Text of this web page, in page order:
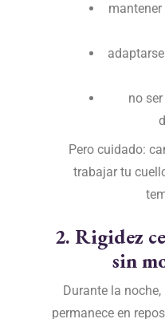
no
Pero cuidado:
trabajar tu
2. Rigidez
sin
Durante la
permanece en